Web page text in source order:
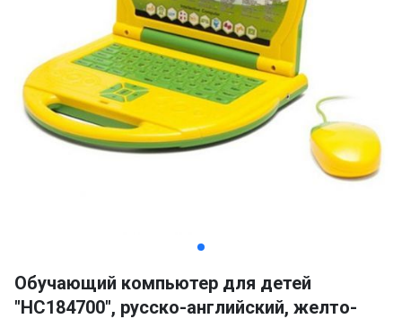
of
3
Обучающий компьютер для детей
"HC184700", русско-английский, желто-